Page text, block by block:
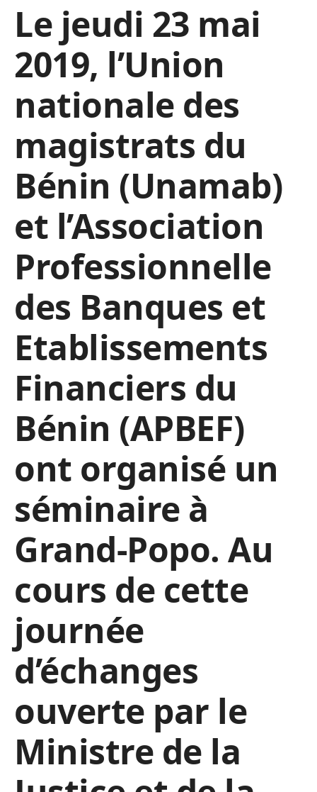
Le jeudi 23 mai
2019, l’Union
nationale des
magistrats du
Bénin (Unamab)
et l’Association
Professionnelle
des Banques et
Etablissements
Financiers du
Bénin (APBEF)
ont organisé un
séminaire à
Grand-Popo. Au
cours de cette
journée
d’échanges
ouverte par le
Ministre de la